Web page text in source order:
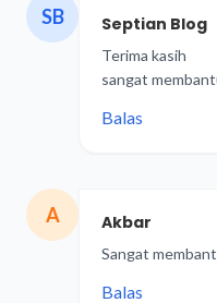
SB Septian Blog
Terima kasih
sangat
Balas
A Akbar
Sangat
Balas